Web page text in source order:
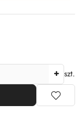
szt.